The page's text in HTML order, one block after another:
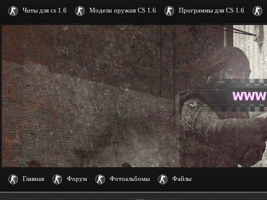
Читы для cs 1.6 Модели оружия CS 1.6 Программы для CS 1.6
Главная Форум Фотоальбомы Файлы